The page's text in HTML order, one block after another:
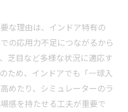
な理由は、インドア特有の
の応用力不足につながるから
芝目など多様な状況に適応す
ため、インドアでも「一球入
めたり、シミュレーターのラ
感を持たせる工夫が重要で